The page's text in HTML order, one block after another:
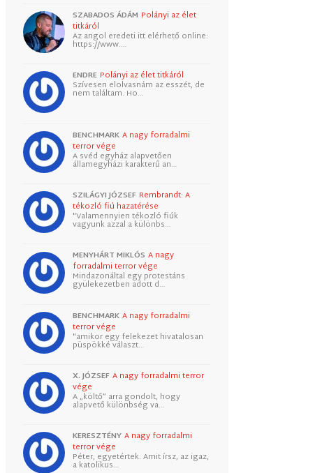
SZABADOS ÁDÁM Polányi az élet
titkáról
Az angol eredeti itt elérhető online:
https://www.…
ENDRE Polányi az élet titkáról
Szívesen elolvasnám az esszét, de
nem találtam. Ho…
BENCHMARK A nagy forradalmi
terror vége
A svéd egyház alapvetően
államegyházi karakterű an…
SZILÁGYI JÓZSEF Rembrandt: A
tékozló fiú hazatérése
"Valamennyien tékozló fiúk
vagyunk azzal a különbs…
MENYHÁRT MIKLÓS A nagy
forradalmi terror vége
Mindazonáltal egy protestáns
gyülekezetben adott d…
BENCHMARK A nagy forradalmi
terror vége
"amikor egy felekezet hivatalosan
püspökké választ…
X. JÓZSEF A nagy forradalmi terror
vége
A „költő” arra gondolt, hogy
alapvető különbség va…
KERESZTÉNY A nagy forradalmi
terror vége
Péter, egyetértek. Amit írsz, az igaz,
a katolikus…